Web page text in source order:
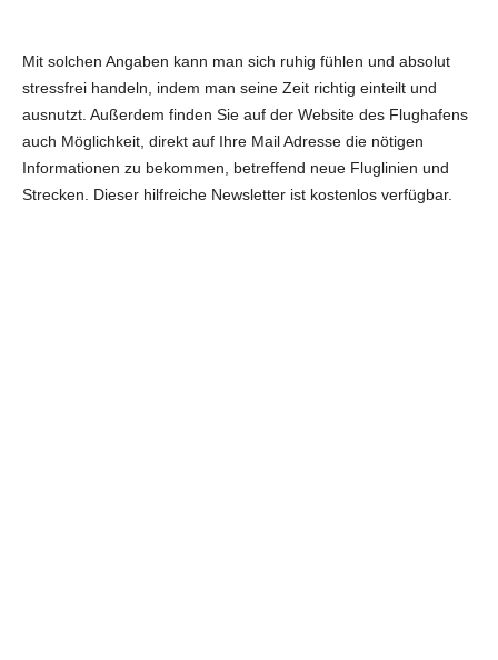
o
Mit solchen Angaben kann man sich ruhig fühlen und absolut
stressfrei handeln, indem man seine Zeit richtig einteilt und
ausnutzt. Außerdem finden Sie auf der Website des Flughafens
auch Möglichkeit, direkt auf Ihre Mail Adresse die nötigen
Informationen zu bekommen, betreffend neue Fluglinien und
Strecken. Dieser hilfreiche Newsletter ist kostenlos verfügbar.